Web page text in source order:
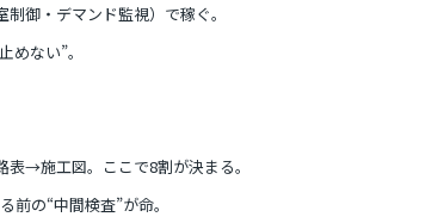
御・デマンド監視）で稼ぐ。
ない”。
→施工図。ここで8割が決まる。
の“中間検査”が命。